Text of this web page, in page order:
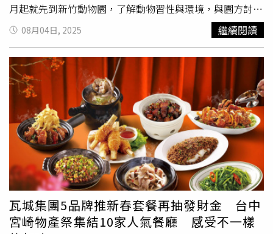
城市地標！更多活動相關資訊歡迎至至師大龍泉商圈FB粉
絲團(https://www.facebook.com/profile.php?
id=100068984492524）及「台北市商業處-我是商Ya人」
(https://www.facebook.com/tcooc/)查詢！
月起就先到新竹動物園，了解動物習性與環境，與園方討論
如何發揮創意巧思並兼顧動物安全，為狐獴量身訂做「轉轉
覓食遊具」、為馬來猴打造「洞洞樂食物板」。宇辰系統科
技表示，活動開始先由動物園保育員細心解說動物特性、再
說明製作步驟、注意事項等。首先同仁們為狐獴製作遊具，
使用木工機具將寶特瓶鑽洞並且放入食材，讓狐獴透過翻轉
玩具享用到食物，從玩樂中激發動物本能、豐富動物行為，
也讓同仁觀察到更多元的動物行為表現。宇辰系統科員工及
家眷製作「轉轉覓食遊具」。（圖／新竹市政府提供／中國
時報陳育賢新竹傳真）馬來猴的部分，同仁們則參考兒時戳
遊具，製作2組「洞洞樂食物板」。以衛生紙筒和衛生
紙為素材製作，讓馬來猴藉由打破紙面獲取蔬果。同仁從觀
察中發現，有猴子會從紙筒裡拿取蔬果，有些則直接將紙桶
拔起來，手部活動相當靈活。宇辰董事長何瑞祥表示，此次
與市府所屬動物園合作，是公司首次跨界進入野生動物領
域，同仁從剛開始懷疑動物真的需要遊具嗎？直到完成製作
08月04日, 2025 繼續閱讀
瓦城集團5品牌推新春套餐再抽發財金 台中
宮崎物產祭集結10家人氣餐廳 感受不一樣